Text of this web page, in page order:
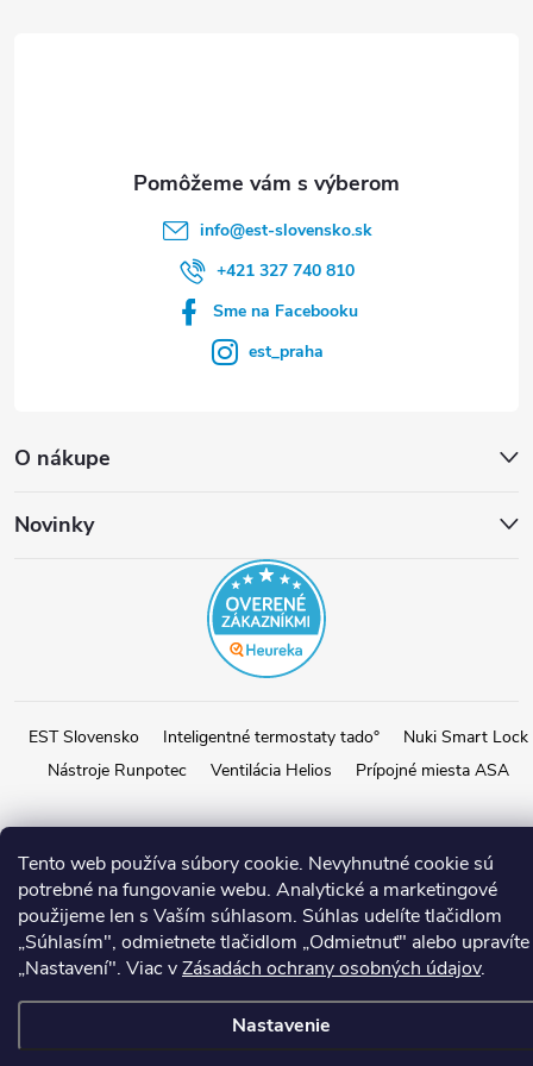
Tento web používa súbory cookie. Nevyhnutné cookie sú
potrebné na fungovanie webu. Analytické a marketingové
použijeme len s Vaším súhlasom. Súhlas udelíte tlačidlom
„Súhlasím", odmietnete tlačidlom „Odmietnuť" alebo
„Nastavení". Viac vZásadách ochrany osobných údajov.
Nastavenie
O nákupe
Novinky
info@est-slovensko.sk
+421 327 740 810
Sme na Facebooku
est_praha
EST Slovensko Inteligentné termostaty tado°
Nuki Smart Lock
Nástroje Runpotec
Ventilácia Helios Prípojné miesta ASA
Vytvoril Shoptet
Copyright 2026E-shop EST SK. Všetky práva vyhradené.Upraviť
nastavenie cookies